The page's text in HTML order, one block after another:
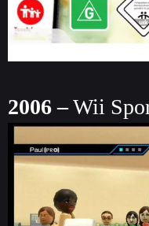
2006 –Wii